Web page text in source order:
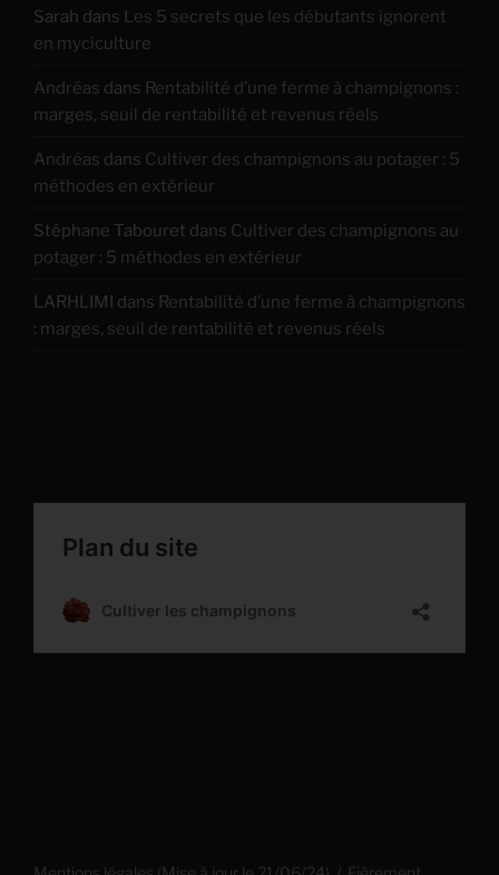
Sarah dans Les 5 secrets que les débutants ignorent
en myciculture
Andréas dans Rentabilité d’une ferme à champignons :
marges, seuil de rentabilité et revenus réels
Andréas dans Cultiver des champignons au potager : 5
méthodes en extérieur
Stéphane Tabouret dans Cultiver des champignons au
potager : 5 méthodes en extérieur
LARHLIMI dans Rentabilité d’une ferme à champignons
: marges, seuil de rentabilité et revenus réels